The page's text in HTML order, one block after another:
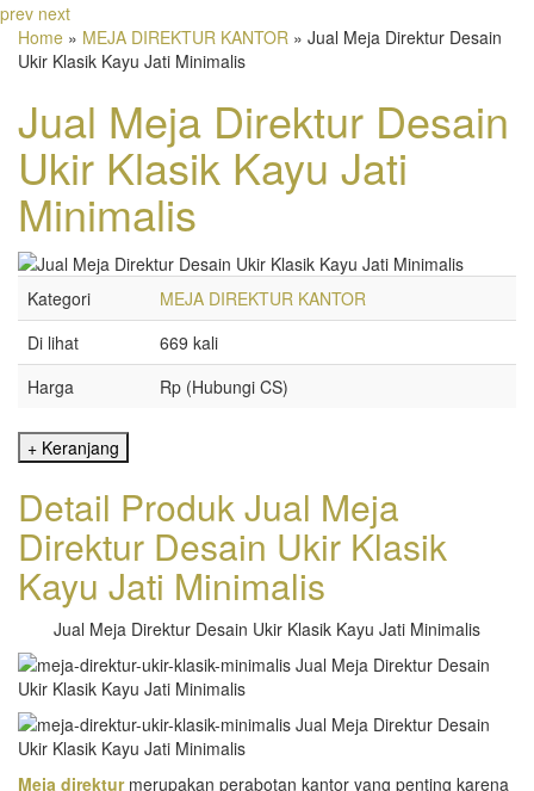
prev next
Home » MEJA DIREKTUR KANTOR » Jual Meja Direktur Desain
Ukir Klasik Kayu Jati Minimalis
Jual Meja Direktur Desain
Ukir Klasik Kayu Jati
Minimalis
Kategori
MEJA DIREKTUR KANTOR
Di lihat
669 kali
Harga
Rp (Hubungi CS)
Detail Produk Jual Meja
Direktur Desain Ukir Klasik
Kayu Jati Minimalis
Jual Meja Direktur Desain Ukir Klasik Kayu Jati Minimalis
Meja direkturmerupakan perabotan kantor yang penting karena